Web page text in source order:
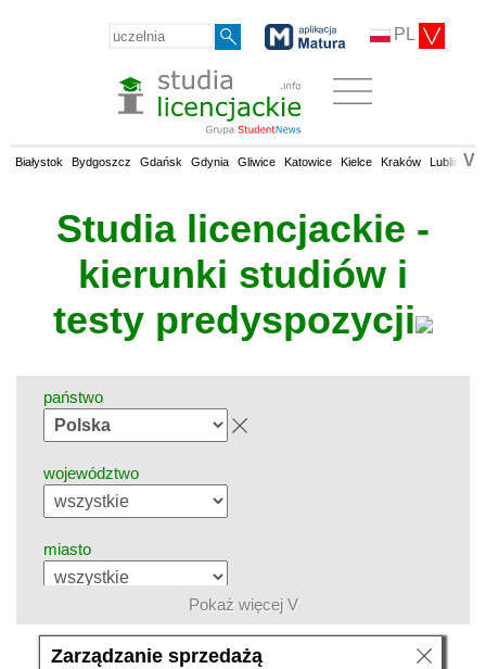
PL
Białystok Bydgoszcz Gdańsk Gdynia Gliwice Katowice Kielce Kraków Lublin V
Studia licencjackie -
kierunki studiów i
testy predyspozycji
państwo
województwo
miasto
grupa kierunków
Pokaż więcej V